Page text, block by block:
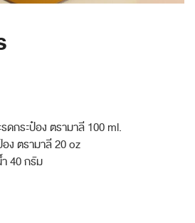
รดกระป๋อง ตรามาลี 100 ml.
อง ตรามาลี 20 oz
40 กรัม